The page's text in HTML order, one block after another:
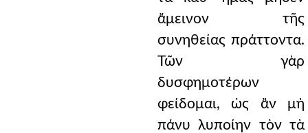
ἄμεινον τῆς
συνηθείας πράττοντα.
Τῶν γὰρ
δυσφημοτέρων
φείδομαι, ὡς ἂν μὴ
πάνυ λυποίην τὸν τὰ